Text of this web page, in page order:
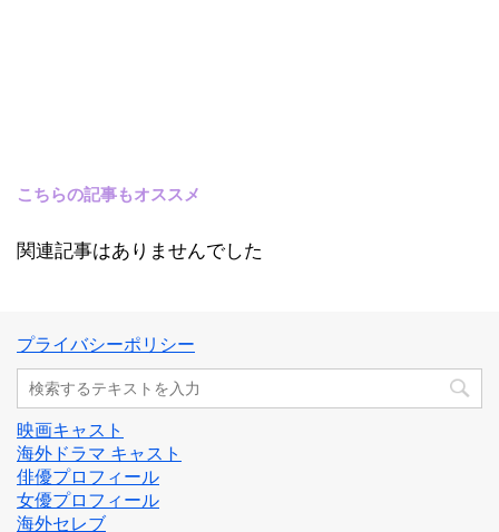
こちらの記事もオススメ
関連記事はありませんでした
プライバシーポリシー
映画キャスト
海外ドラマ キャスト
俳優プロフィール
女優プロフィール
海外セレブ